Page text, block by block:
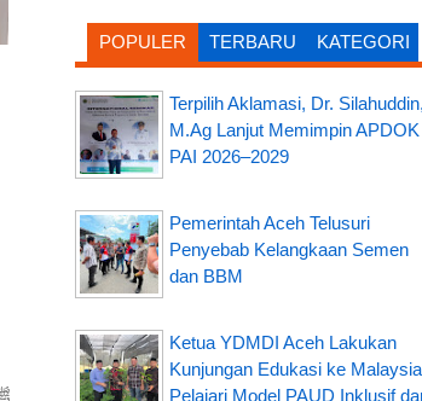
POPULER TERBARU KATEGORI
Terpilih Aklamasi, Dr. Silahuddin,
M.Ag Lanjut Memimpin APDOK
PAI 2026–2029
Pemerintah Aceh Telusuri
Penyebab Kelangkaan Semen
dan BBM
Ketua YDMDI Aceh Lakukan
Kunjungan Edukasi ke
Pelajari Model PAUD Inklusif